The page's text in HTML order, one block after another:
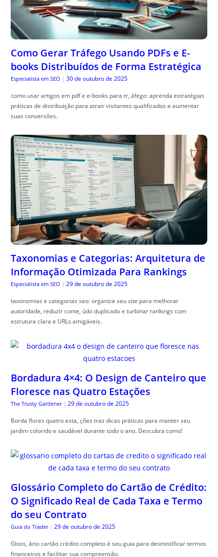
Como Gerar Tráfego Usando PDFs e E-
books Distribuídos de Forma Estratégica
Especialista em SEO | 30 de outubro de 2025
como usar artigos em pdf e e-books para tr, áfego: aprenda estratégias
práticas de distribuição para atrair visitantes qualificados e aumentar
suas conversões.
Taxonomias e Categorias: Arquitetura de
Informação Otimizada Para Rankings
Especialista em SEO | 29 de outubro de 2025
taxonomias e categorias seo: organize seu site para melhorar
autoridade, reduzir conte, údo duplicado e turbinar rankings com
estrutura clara e URLs amigáveis.
Bordadura 4×4: O Design de Canteiro que
Floresce nas Quatro Estações
The Trusty Gardener | 29 de outubro de 2025
Borda flores quatro esta, ções traz dicas práticas para manter seu
jardim colorido e saudável durante todo o ano. Descubra como!
Glossário Completo do Cartão de Crédito:
O Significado Real de Cada Taxa e Termo
do seu Contrato
Guia do Trader | 29 de outubro de 2025
Gloss, ário cartão crédito completo é seu guia para desmistificar termos
financeiros e facilitar sua compreensão.